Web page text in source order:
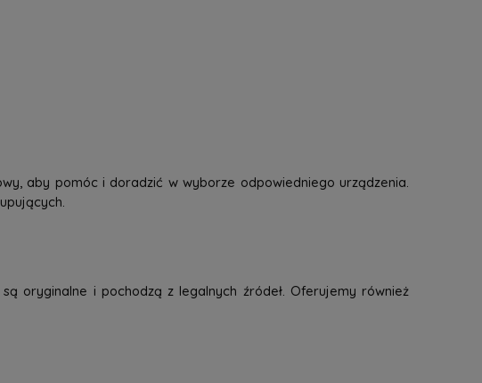
aby pomóc i doradzić w wyborze odpowiedniego urządzenia.
oryginalne i pochodzą z legalnych źródeł. Oferujemy również